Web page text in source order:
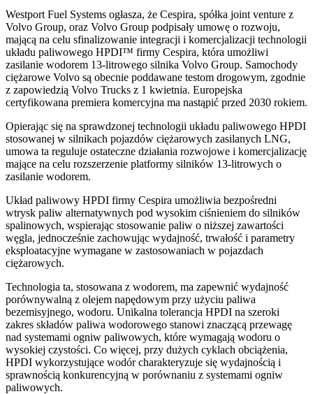
Westport Fuel Systems ogłasza, że ​​Cespira, spółka joint venture z
Volvo Group, oraz Volvo Group podpisały umowę o rozwoju,
mającą na celu sfinalizowanie integracji i komercjalizacji technologii
układu paliwowego HPDI™ firmy Cespira, która umożliwi
zasilanie wodorem 13-litrowego silnika Volvo Group. Samochody
ciężarowe Volvo są obecnie poddawane testom drogowym, zgodnie
z zapowiedzią Volvo Trucks z 1 kwietnia. Europejska
certyfikowana premiera komercyjna ma nastąpić przed 2030 rokiem.
Opierając się na sprawdzonej technologii układu paliwowego HPDI
stosowanej w silnikach pojazdów ciężarowych zasilanych LNG,
umowa ta reguluje ostateczne działania rozwojowe i komercjalizację
mające na celu rozszerzenie platformy silników 13-litrowych o
zasilanie wodorem.
Układ paliwowy HPDI firmy Cespira umożliwia bezpośredni
wtrysk paliw alternatywnych pod wysokim ciśnieniem do silników
spalinowych, wspierając stosowanie paliw o niższej zawartości
węgla, jednocześnie zachowując wydajność, trwałość i parametry
eksploatacyjne wymagane w zastosowaniach w pojazdach
ciężarowych.
Technologia ta, stosowana z wodorem, ma zapewnić wydajność
porównywalną z olejem napędowym przy użyciu paliwa
bezemisyjnego, wodoru. Unikalna tolerancja HPDI na szeroki
zakres składów paliwa wodorowego stanowi znaczącą przewagę
nad systemami ogniw paliwowych, które wymagają wodoru o
wysokiej czystości. Co więcej, przy dużych cyklach obciążenia,
HPDI wykorzystujące wodór charakteryzuje się wydajnością i
sprawnością konkurencyjną w porównaniu z systemami ogniw
paliwowych.